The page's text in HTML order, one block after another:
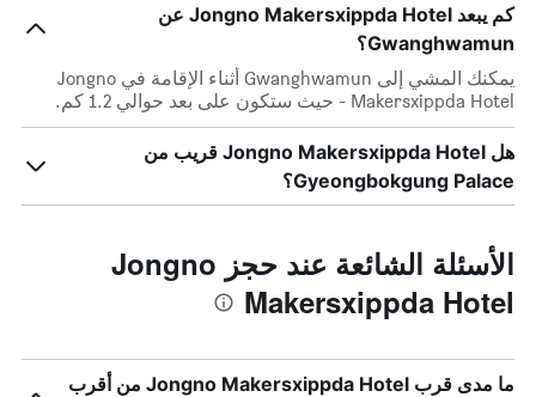
كم يبعد Jongno Makersxippda Hotel عن
Gwanghwamun؟
يمكنك المشي إلى Gwanghwamun أثناء الإقامة في Jongno
Makersxippda Hotel - حيث ستكون على بعد حوالي 1.2 كم.
هل Jongno Makersxippda Hotel قريب من
Gyeongbokgung Palace؟
الأسئلة الشائعة عند حجز Jongno
Makersxippda Hotel
ما مدى قرب Jongno Makersxippda Hotel من أقرب